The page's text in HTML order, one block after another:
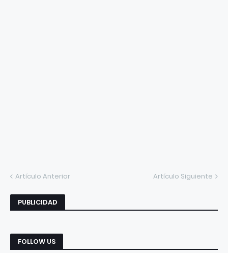
Artículo Anterior Artículo Siguiente
PUBLICIDAD
FOLLOW US